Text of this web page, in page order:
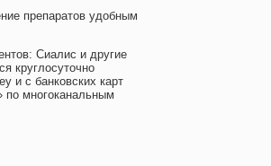
препаратов удобным
Сиалис и другие
круглосуточно
и с банковских карт
по многоканальным